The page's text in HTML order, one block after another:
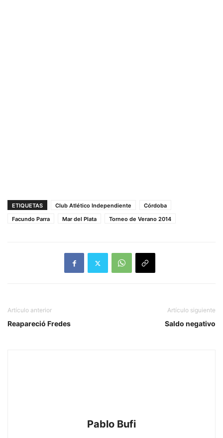
ETIQUETAS Club Atlético Independiente
Córdoba
Facundo Parra
Mar del Plata Torneo de Verano 2014
Artículo anterior
Reapareció Fredes
Artículo siguiente
Saldo negativo
Pablo Bufi